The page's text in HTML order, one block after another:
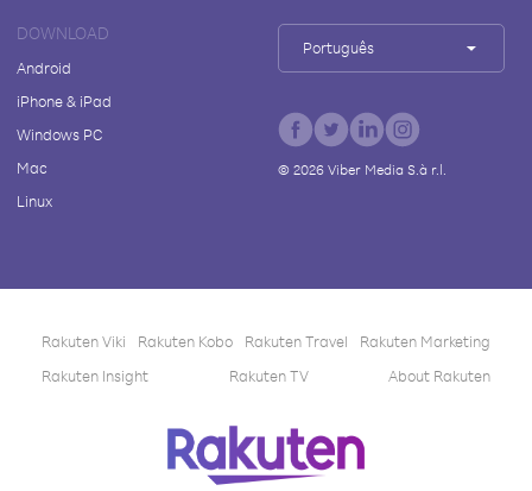
DOWNLOAD
Android
iPhone & iPad
Windows PC
Mac
Linux
Português
© 2026Viber Media S.à r.l.
Rakuten Viki Rakuten Kobo Rakuten Travel
Rakuten Marketing
Rakuten Insight
Rakuten TV About Rakuten